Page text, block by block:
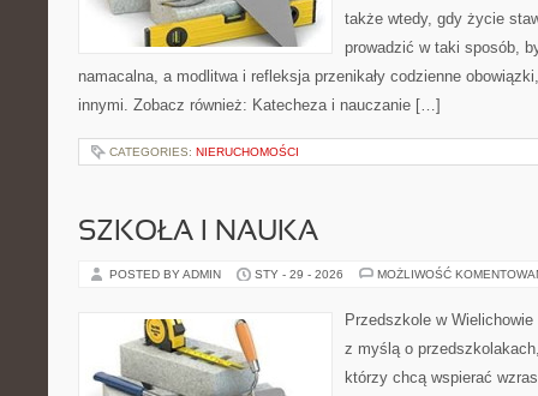
także wtedy, gdy życie
prowadzić w taki sposób,
namacalna, a modlitwa i refleksja przenikały codzienne
innymi. Zobacz również: Katecheza i nauczanie […]
CATEGORIES: NIERUCHOMOŚCI
SZKOŁA I NAUKA
POSTED BY ADMIN STY - 29 - 2026 MOŻLIWOŚĆ
Przedszkole w
z myślą o
którzy chcą wspierać